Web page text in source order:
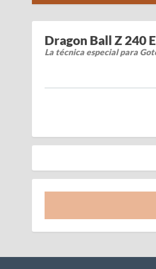
Dragon Ball Z 240
La técnica especial para